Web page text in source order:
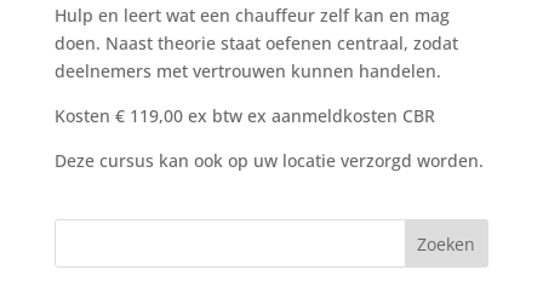
Hulp en leert wat een chauffeur zelf kan en mag
doen. Naast theorie staat oefenen centraal, zodat
deelnemers met vertrouwen kunnen handelen.
Kosten € 119,00 ex btw ex aanmeldkosten CBR
Deze cursus kan ook op uw locatie verzorgd worden.